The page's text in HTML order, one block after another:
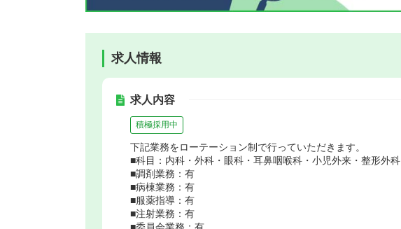
求人情報
求人内容
積極採用中
下記業務をローテーション制で行っていただきます。
■科目：内科・外科・眼科・耳鼻咽喉科・小児外来・整形外科
■調剤業務：有
■病棟業務：有
■服薬指導：有
■注射業務：有
■委員会業務：有